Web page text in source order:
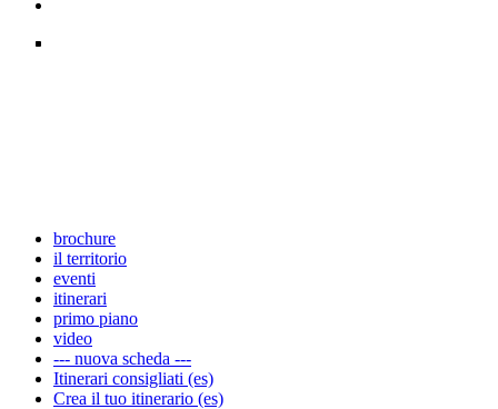
brochure
il territorio
eventi
itinerari
primo piano
video
--- nuova scheda ---
Itinerari consigliati (es)
Crea il tuo itinerario (es)